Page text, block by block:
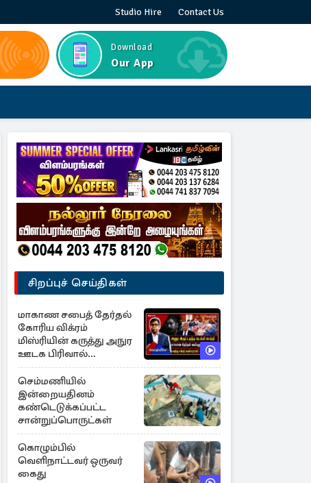
Studio Hire Contact Us
Download
Our App
சிறப்புச் செய்திகள்
மாகாண சபைத் தேர்தல்
கோரிய விக்ரம்
மிஸ்ரியின் கருத்து அநுர
ஊடக பிரிவால்
அமுக்கப்பட்டது ஏன்...!
செம்மணியில்
இன்றையதினம்
கண்டெடுக்கப்பட்ட
சான்றுப்பொருட்கள்
கொழும்பில்
வெளிநாட்டவர் ஒருவர்
கைது